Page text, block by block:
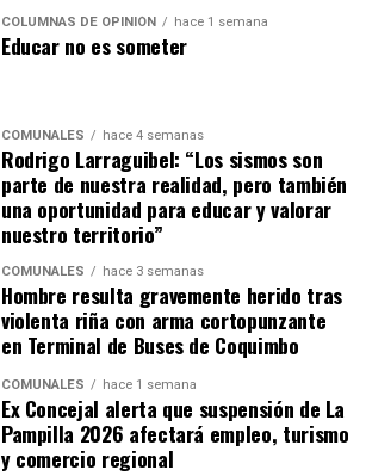
COLUMNAS DE OPINIÓN hace 1 semana
Educar no es someter
COMUNALES hace 4 semanas
Rodrigo Larraguibel: “Los sismos son
parte de nuestra realidad, pero también
una oportunidad para educar y valorar
nuestro territorio”
COMUNALES hace 3 semanas
Hombre resulta gravemente herido tras
violenta riña con arma cortopunzante
en Terminal de Buses de Coquimbo
COMUNALES hace 1 semana
Ex Concejal alerta que suspensión de La
Pampilla 2026 afectará empleo, turismo
y comercio regional